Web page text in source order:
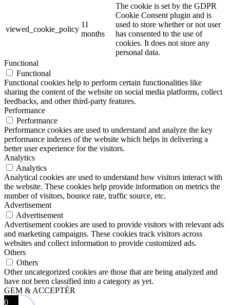
viewed_cookie_policy
11
months
The cookie is set by the GDPR
Cookie Consent plugin and is
used to store whether or not user
has consented to the use of
cookies. It does not store any
personal data.
Functional
Functional
Functional cookies help to perform certain functionalities like
sharing the content of the website on social media platforms, collect
feedbacks, and other third-party features.
Performance
Performance
Performance cookies are used to understand and analyze the key
performance indexes of the website which helps in delivering a
better user experience for the visitors.
Analytics
Analytics
Analytical cookies are used to understand how visitors interact with
the website. These cookies help provide information on metrics the
number of visitors, bounce rate, traffic source, etc.
Advertisement
Advertisement
Advertisement cookies are used to provide visitors with relevant ads
and marketing campaigns. These cookies track visitors across
websites and collect information to provide customized ads.
Others
Others
Other uncategorized cookies are those that are being analyzed and
have not been classified into a category as yet.
GEM & ACCEPTÈR
0